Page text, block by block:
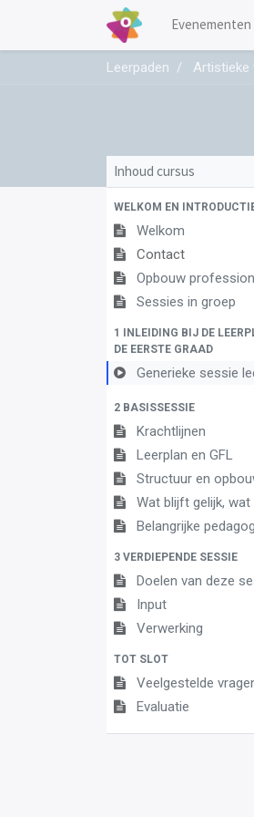
Evenementen
Leerpaden
Inhoud cursus
WELKOM EN
Welkom
Contact
Opbouw
Sessies in groep
1 INLEIDING BIJ DE
DE EERSTE GRAAD
Generieke sessie
2 BASISSESSIE
Krachtlijnen
Leerplan en GFL
Structuur en opbouw
Wat blijft gelijk,
Belangrijke pedagogisch-
3 VERDIEPENDE SESSIE
Doelen van deze
Input
Verwerking
TOT SLOT
Veelgestelde
Evaluatie